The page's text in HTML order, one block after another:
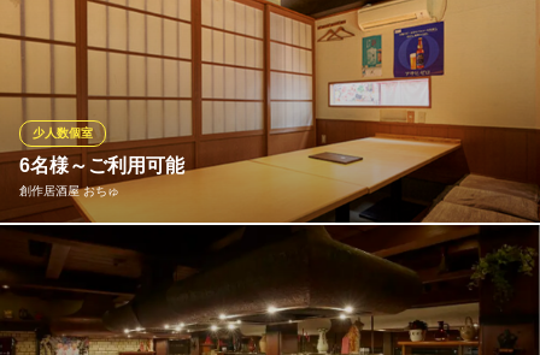
プライベート空間となる「個室」でごゆっくりとおくつろぎ頂け
ます。7～12名様個室/４～６名様の半個室など種類豊富にご用意
しておりますので、少人数でのお集まりにぜひご利用下さいま
せ。メニュー内容のご要望も承っておりますので、お気軽にご連
絡下さい！
居酒屋 義経 南海本線 堺駅南口店
海鮮和風居酒屋・京料理
南海本線堺駅南口 徒歩1分
大阪府堺市堺区栄橋町1-10-1 ショップ南海堺内
6名様～ご利用可能
創作居酒屋 おちゅ
少人数個室
6名様～30名様までご利用可能な完全個室席。仕切りを調整しての
空間となっており、人数などご相談ください。
創作居酒屋 おちゅ